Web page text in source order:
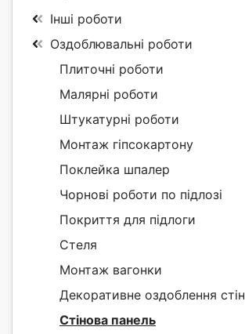
Інші роботи
Оздоблювальні роботи
Плиточні роботи
Малярні роботи
Штукатурні роботи
Монтаж гіпсокартону
Поклейка шпалер
Чорнові роботи по підлозі
Покриття для підлоги
Стеля
Монтаж вагонки
Декоративне оздоблення стін
Стінова панель